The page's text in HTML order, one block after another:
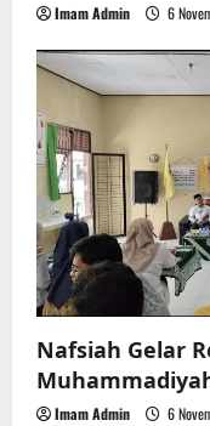
Imam Admin 6
Nafsiah Gelar
Imam Admin 6